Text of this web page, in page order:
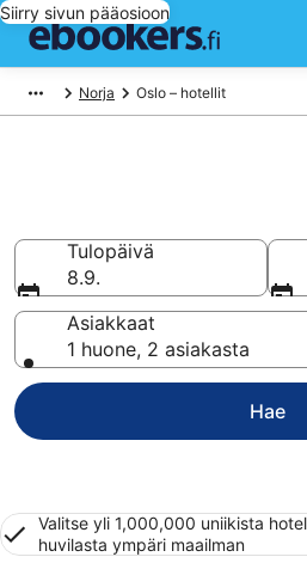
Siirry sivun pääosioon
Norja Oslo – hotellit
Tulopäivä
8.9.
Asiakkaat
1 huone, 2 asiakasta
Hae
Valitse yli 1,000,000 uniikista
huvilasta ympäri maailman